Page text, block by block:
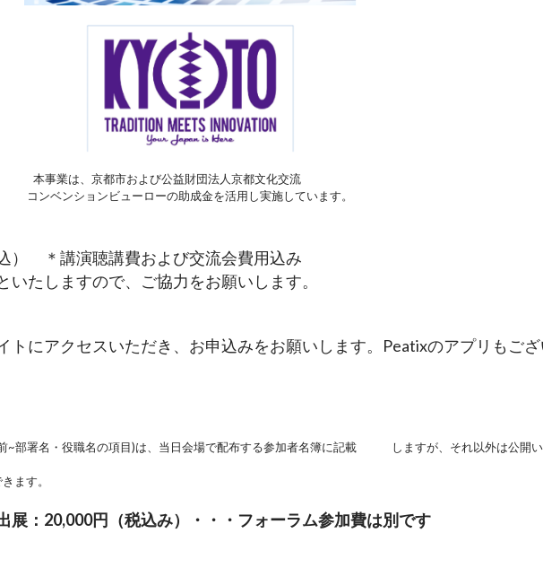
本事業は、京都市および公益財団法人京都文化交流
コンベンションビューローの助成金を活用し実施しています。
）　＊講演聴講費および交流会費用込み
いたしますので、ご協力をお願いします。
トにアクセスいただき、お申込みをお願いします。Peatixのアプリもござ
~部署名・役職名の項目)は、当日会場で配布する参加者名簿に記載　　　しますが、それ以外は公開
ます。
展：20,000円（税込み）・・・フォーラム参加費は別です